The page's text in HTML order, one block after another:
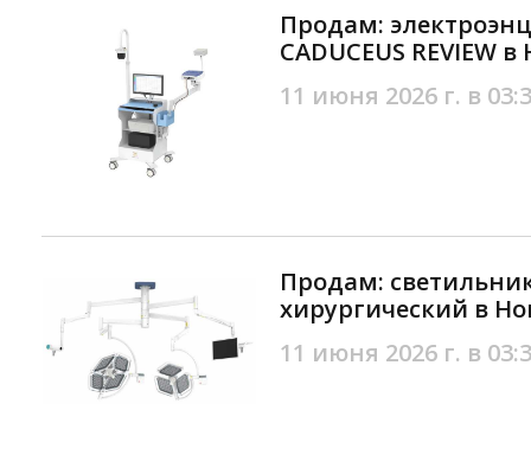
Продам:
CADUCEUS REVIEW
11 июня 2026 г. в
Продам:
хирургический в
11 июня 2026 г. в